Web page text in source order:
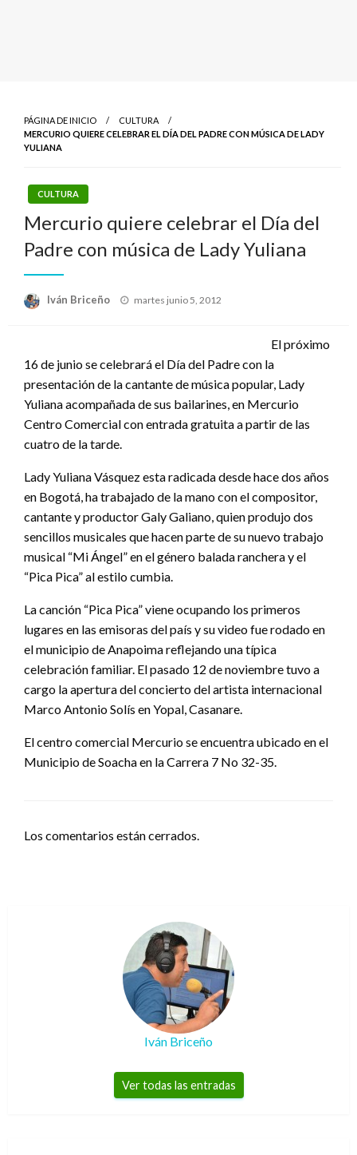
PÁGINA DE INICIO
CULTURA
MERCURIO QUIERE CELEBRAR EL DÍA DEL PADRE CON MÚSICA DE LADY
YULIANA
CULTURA
Mercurio quiere celebrar el Día del
Padre con música de Lady Yuliana
Iván Briceño
Publicado
martes junio 5, 2012
El próximo
16 de junio se celebrará el Día del Padre con la
presentación de la cantante de música popular, Lady
Yuliana acompañada de sus bailarines, en Mercurio
Centro Comercial con entrada gratuita a partir de las
cuatro de la tarde.
Lady Yuliana Vásquez esta radicada desde hace dos años
en Bogotá, ha trabajado de la mano con el compositor,
cantante y productor Galy Galiano, quien produjo dos
sencillos musicales que hacen parte de su nuevo trabajo
musical “Mi Ángel” en el género balada ranchera y el
“Pica Pica” al estilo cumbia.
La canción “Pica Pica” viene ocupando los primeros
lugares en las emisoras del país y su video fue rodado en
el municipio de Anapoima reflejando una típica
celebración familiar. El pasado 12 de noviembre tuvo a
cargo la apertura del concierto del artista internacional
Marco Antonio Solís en Yopal, Casanare.
El centro comercial Mercurio se encuentra ubicado en el
Municipio de Soacha en la Carrera 7 No 32-35.
Los comentarios están cerrados.
Iván Briceño
Ver todas las entradas